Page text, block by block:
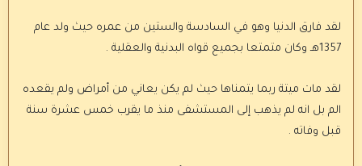
لقد فارق الدنيا وهو في السادسة والستين من عمره حيث ولد عام
1357هـ وكان متمتعا بجميع قواه البدنية والعقلية .
لقد مات ميتة ربما يتمناها حيث لم يكن يعاني من أمراض ولم يقعده
الم بل انه لم يذهب إلى المستشفى منذ ما يقرب خمس عشرة سنة
قبل وفاته .